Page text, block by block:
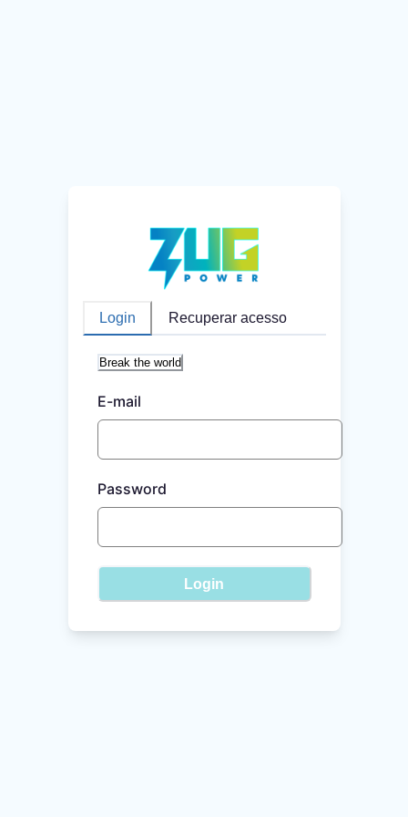
Login Recuperar acesso
Break the world
E-mail
Password
Login